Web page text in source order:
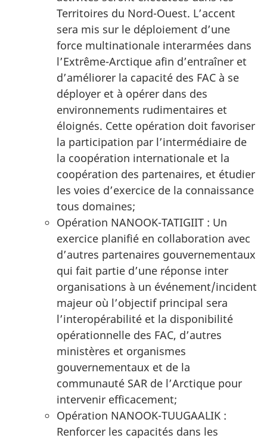
Territoires du Nord-Ouest. L’accent
sera mis sur le déploiement d’une
force multinationale interarmées dans
l’Extrême-Arctique afin d’entraîner et
d’améliorer la capacité des FAC à se
déployer et à opérer dans des
environnements rudimentaires et
éloignés. Cette opération doit favoriser
la participation par l’intermédiaire de
la coopération internationale et la
coopération des partenaires, et étudier
les voies d’exercice de la connaissance
tous domaines;
Opération NANOOK-TATIGIIT : Un
exercice planifié en collaboration avec
d’autres partenaires gouvernementaux
qui fait partie d’une réponse inter
organisations à un événement/incident
majeur où l’objectif principal sera
l’interopérabilité et la disponibilité
opérationnelle des FAC, d’autres
ministères et organismes
gouvernementaux et de la
communauté SAR de l’Arctique pour
intervenir efficacement;
Opération NANOOK-TUUGAALIK :
Renforcer les capacités dans les